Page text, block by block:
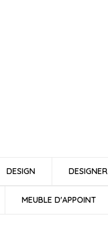
DESIGN DESIGNER
MEUBLE D'APPOINT